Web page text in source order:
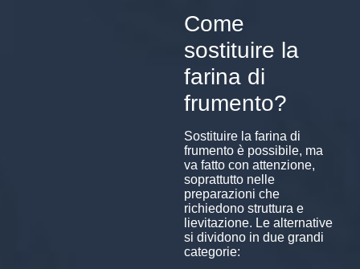
Come
sostituire la
farina di
frumento?
Sostituire la farina di
frumento è possibile, ma
va fatto con attenzione,
soprattutto nelle
preparazioni che
richiedono struttura e
lievitazione. Le alternative
si dividono in due grandi
categorie: